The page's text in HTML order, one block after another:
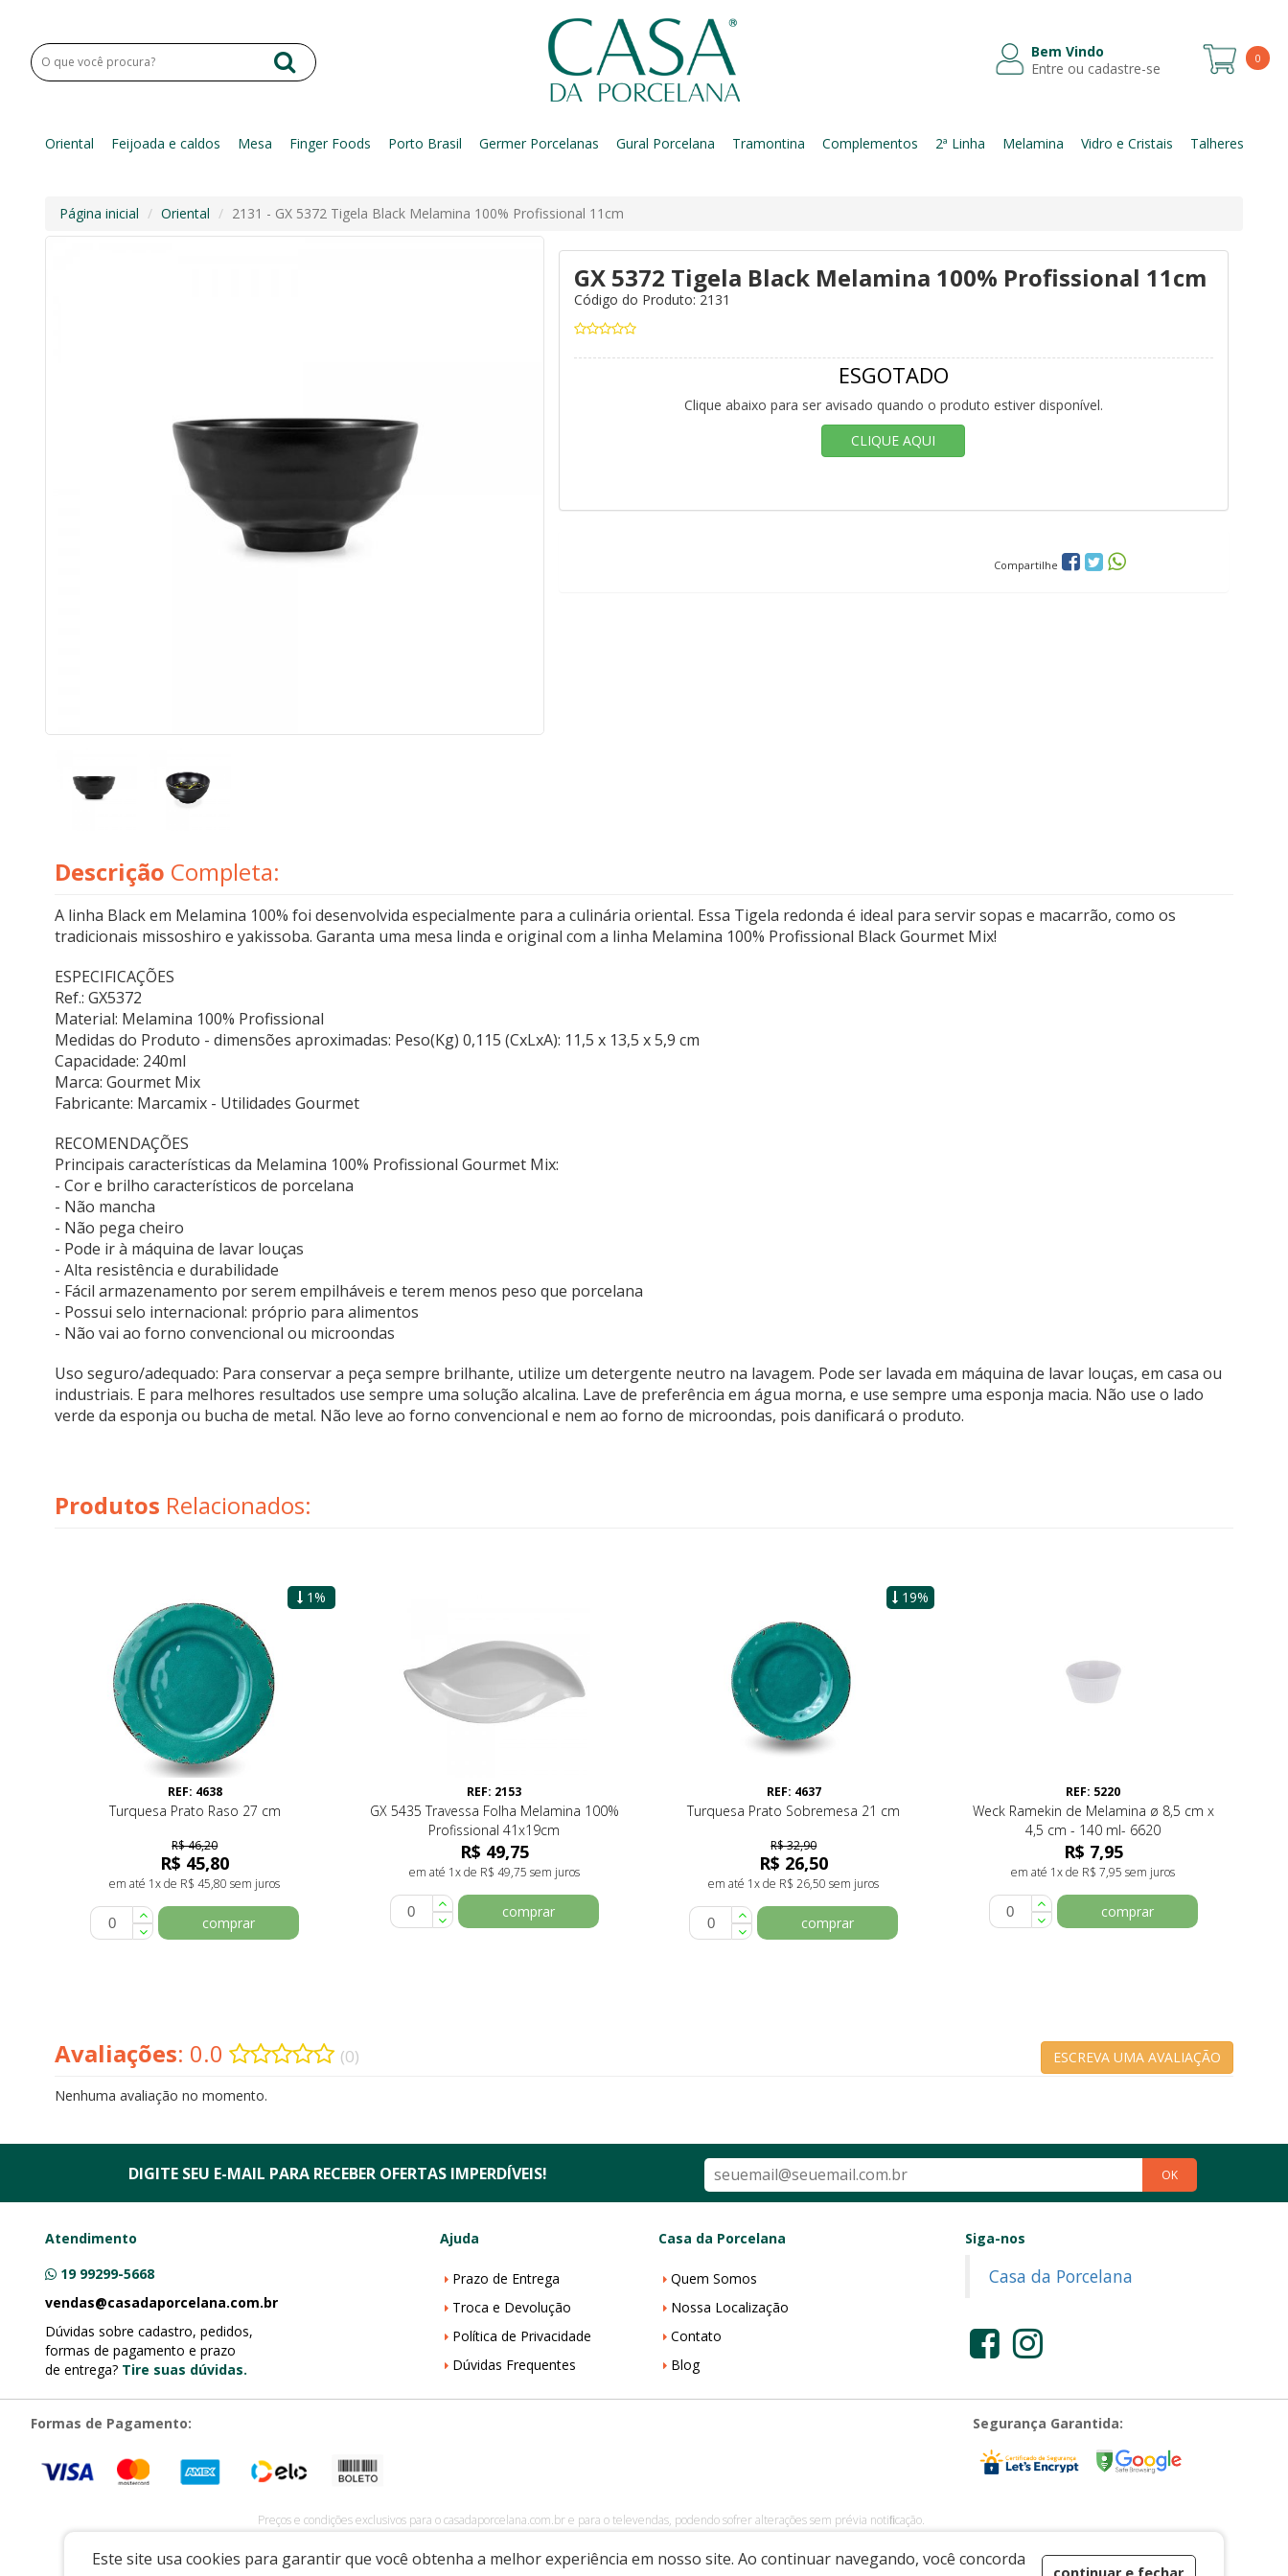
Este site usa cookies para garantir que você obtenha a melhor experiência em nosso site. Ao continuar navegando, você concorda
0
Bem Vindo
Entre ou cadastre-se
Oriental Feijoada e caldos Mesa Finger Foods Porto Brasil Germer Porcelanas Gural Porcelana Tramontina Complementos 2ª Linha Melamina Vidro e Cristais Talheres
Página inicial Oriental 2131 - GX 5372 Tigela Black Melamina 100% Profissional 11cm
GX 5372 Tigela Black Melamina 100% Profissional 11cm
Código do Produto: 2131
ESGOTADO
Clique abaixo para ser avisado quando o produto estiver disponível.
CLIQUE AQUI
Compartilhe
Descrição Completa:
A linha Black em Melamina 100% foi desenvolvida especialmente para a culinária oriental. Essa Tigela redonda é ideal para servir sopas e macarrão, como os
tradicionais missoshiro e yakissoba. Garanta uma mesa linda e original com a linha Melamina 100% Profissional Black Gourmet Mix!
ESPECIFICAÇÕES
Ref.: GX5372
Material: Melamina 100% Profissional
Medidas do Produto - dimensões aproximadas: Peso(Kg) 0,115 (CxLxA): 11,5 x 13,5 x 5,9 cm
Capacidade: 240ml
Marca: Gourmet Mix
Fabricante: Marcamix - Utilidades Gourmet
RECOMENDAÇÕES
Principais características da Melamina 100% Profissional Gourmet Mix:
- Cor e brilho característicos de porcelana
- Não mancha
- Não pega cheiro
- Pode ir à máquina de lavar louças
- Alta resistência e durabilidade
- Fácil armazenamento por serem empilháveis e terem menos peso que porcelana
- Possui selo internacional: próprio para alimentos
- Não vai ao forno convencional ou microondas
Uso seguro/adequado: Para conservar a peça sempre brilhante, utilize um detergente neutro na lavagem. Pode ser lavada em máquina de lavar louças, em casa ou
industriais. E para melhores resultados use sempre uma solução alcalina. Lave de preferência em água morna, e use sempre uma esponja macia. Não use o lado
verde da esponja ou bucha de metal. Não leve ao forno convencional e nem ao forno de microondas, pois danificará o produto.
Produtos Relacionados:
1%
REF: 4638
Turquesa Prato Raso 27 cm
R$ 46,20
R$ 45,80
em até 1x de R$ 45,80 sem juros
comprar
REF: 2153
GX 5435 Travessa Folha Melamina 100%
Profissional 41x19cm
R$ 49,75
em até 1x de R$ 49,75 sem juros
comprar
19%
REF: 4637
Turquesa Prato Sobremesa 21 cm
R$ 32,90
R$ 26,50
em até 1x de R$ 26,50 sem juros
comprar
REF: 5220
Weck Ramekin de Melamina ø 8,5 cm x
4,5 cm - 140 ml- 6620
R$ 7,95
em até 1x de R$ 7,95 sem juros
comprar
Avaliações: 0.0 (0) ESCREVA UMA AVALIAÇÃO
Nenhuma avaliação no momento.
DIGITE SEU E-MAIL PARA RECEBER OFERTAS IMPERDÍVEIS! OK
Atendimento
19 99299-5668
vendas@casadaporcelana.com.br
Dúvidas sobre cadastro, pedidos,
formas de pagamento e prazo
de entrega? Tire suas dúvidas.
Ajuda
Prazo de Entrega
Troca e Devolução
Política de Privacidade
Dúvidas Frequentes
Casa da Porcelana
Quem Somos
Nossa Localização
Contato
Blog
Siga-nos
Casa da Porcelana
Formas de Pagamento: Segurança Garantida:
Preços e condições exclusivos para o casadaporcelana.com.br e para o televendas, podendo sofrer alterações sem prévia notiﬁcação.